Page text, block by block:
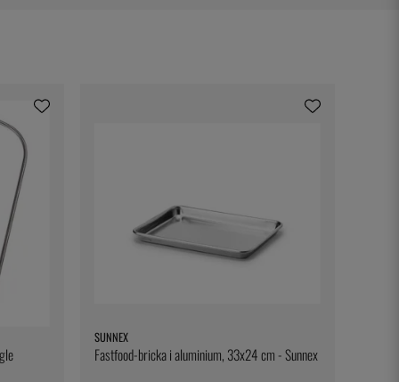
SUNNEX
Fastfood-bricka i aluminium, 33x24 cm - Sunnex